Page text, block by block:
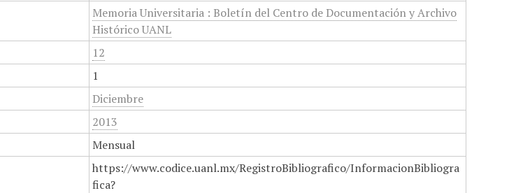
Memoria Universitaria : Boletín del Centro de Documentación y Archivo
Histórico UANL
12
1
Diciembre
2013
Mensual
https://www.codice.uanl.mx/RegistroBibliografico/InformacionBibliogra
fica?